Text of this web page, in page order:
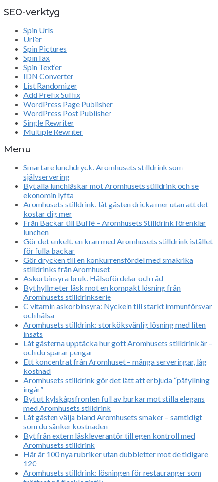
SEO-verktyg
Spin Urls
Url’er
Spin Pictures
SpinTax
Spin Text’er
IDN Converter
List Randomizer
Add Prefix Suffix
WordPress Page Publisher
WordPress Post Publisher
Single Rewriter
Multiple Rewriter
Menu
Smartare lunchdryck: Aromhusets stilldrink som
självservering
Byt alla lunchläskar mot Aromhusets stilldrink och se
ekonomin lyfta
Aromhusets stilldrink: låt gästen dricka mer utan att det
kostar dig mer
Från Backar till Buffé – Aromhusets Stilldrink förenklar
lunchen
Gör det enkelt: en kran med Aromhusets stilldrink istället
för fulla backar
Gör drycken till en konkurrensfördel med smakrika
stilldrinks från Aromhuset
Askorbinsyra bruk: Hälsofördelar och råd
Byt hyllmeter läsk mot en kompakt lösning från
Aromhusets stilldrinkserie
C vitamin askorbinsyra: Nyckeln till starkt immunförsvar
och hälsa
Aromhusets stilldrink: storköksvänlig lösning med liten
insats
Låt gästerna upptäcka hur gott Aromhusets stilldrink är –
och du sparar pengar
Ett koncentrat från Aromhuset – många serveringar, låg
kostnad
Aromhusets stilldrink gör det lätt att erbjuda “påfyllning
ingår”
Byt ut kylskåpsfronten full av burkar mot stilla elegans
med Aromhusets stilldrink
Låt gästen välja bland Aromhusets smaker – samtidigt
som du sänker kostnaden
Byt från extern läskleverantör till egen kontroll med
Aromhusets stilldrink
Här är 100 nya rubriker utan dubbletter mot de tidigare
120
Aromhusets stilldrink: lösningen för restauranger som